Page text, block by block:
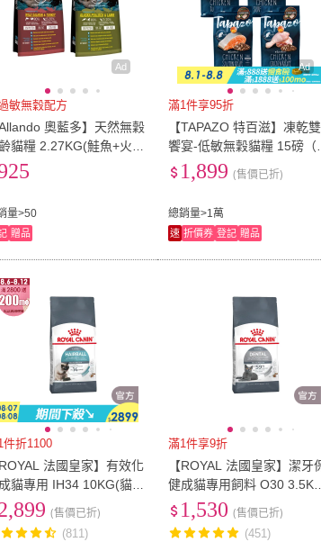
Ad
敏無穀配方
Allando 奧藍多】天然無穀
貓糧 2.27KG(鮭魚+火雞
鱈魚+羊肉 貓飼料 貓乾糧)
量>50
贈品
Ad
滿1件享95折
【TAPAZO 特百滋】凍乾雙
饗宴-低敏無穀貓糧 15磅（6.
8KG）(貓飼料 貓乾糧 成貓
幼貓 低敏 無穀)
總銷量>1萬
1,899 (售價已折)
速 折價券 登記 贈品
件折1100
ROYAL 法國皇家】有效化
貓專用 IH34 10KG(貓乾
貓飼料)
(售價已折)
(811)
滿1件享9折
【ROYAL 法國皇家】潔牙
健成貓專用飼料 O30 3.5KG
(貓乾糧 貓飼料)
1,530 (售價已折)
(451)